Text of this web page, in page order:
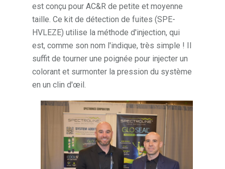
est conçu pour AC&R de petite et moyenne
taille. Ce kit de détection de fuites (SPE-
HVLEZE) utilise la méthode d'injection, qui
est, comme son nom l'indique, très simple ! Il
suffit de tourner une poignée pour injecter un
colorant et surmonter la pression du système
en un clin d'œil.